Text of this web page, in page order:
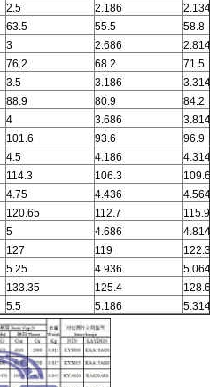
2.5 2.186
2.134
63.5 55.5
58.8
3 2.686
2.814
76.2 68.2
71.5
3.5 3.186
3.314
88.9 80.9
84.2
4 3.686
3.814
101.6 93.6
96.9
4.5 4.186
4.314
114.3 106.3
109.6
4.75 4.436
4.564
120.65 112.7
115.9
5 4.686
4.814
127 119
122.3
5.25 4.936
5.064
133.35 125.4
128.6
5.5 5.186
5.314
139.7 131.7